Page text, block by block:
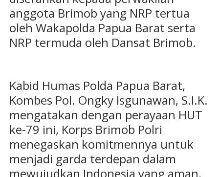
anggota Brimob yang NRP tertua
oleh Wakapolda Papua Barat serta
NRP termuda oleh Dansat Brimob.
Kabid Humas Polda Papua Barat,
Kombes Pol. Ongky Isgunawan, S.I.K.
mengatakan dengan perayaan HUT
ke-79 ini, Korps Brimob Polri
menegaskan komitmennya untuk
menjadi garda terdepan dalam
mewujudkan Indonesia yang aman,